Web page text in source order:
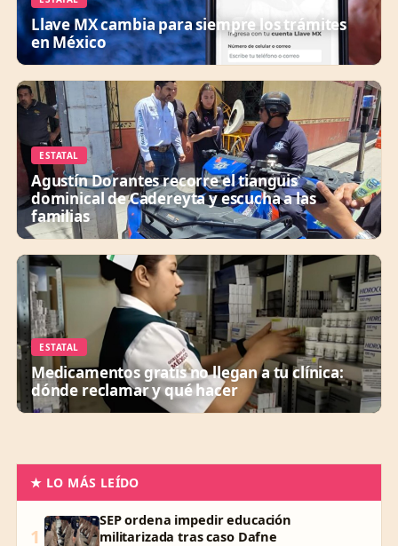
Llave MX cambia para siempre los trámites
en México
ESTATAL
Agustín Dorantes recorre el tianguis
dominical de Cadereyta y escucha a las
familias
ESTATAL
Medicamentos gratis no llegan a tu clínica:
dónde reclamar y qué hacer
★ LO MÁS LEÍDO
1
SEP ordena impedir educación
militarizada tras caso Dafne